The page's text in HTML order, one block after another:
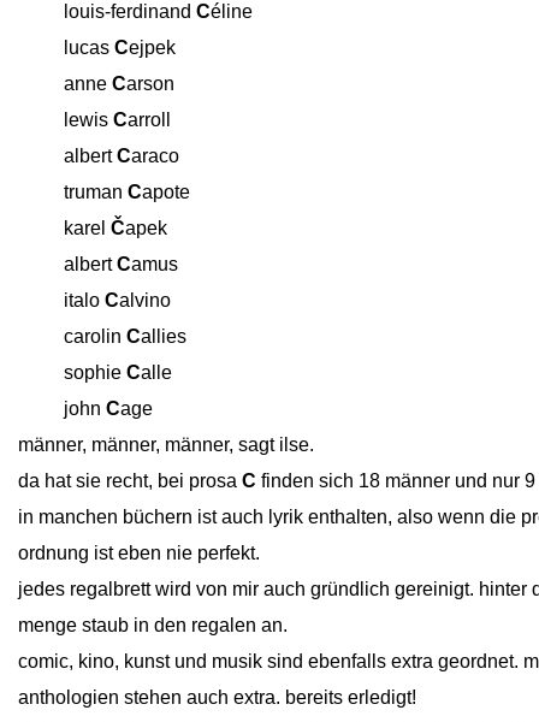
louis-ferdinand Céline
lucas Cejpek
anne Carson
lewis Carroll
albertCaraco
truman Capote
karel Čapek
albertCamus
italo Calvino
carolin Callies
sophie Calle
john Cage
männer, männer, männer, sagt ilse.
da hat sie recht, bei prosa C finden sich 18 männer und nur
in manchen büchern ist auch lyrik enthalten, also wenn die
ordnung ist eben nie perfekt.
jedes regalbrett wird von mir auch gründlich gereinigt. hinter
menge staub in den regalen an.
comic, kino, kunst und musik sind ebenfalls extra geordnet.
anthologien stehen auch extra. bereits erledigt!